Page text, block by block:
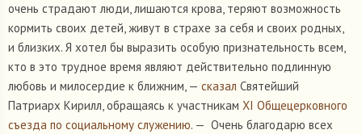
очень страдают люди, лишаются крова, теряют возможность
кормить своих детей, живут в страхе за себя и своих родных,
и близких. Я хотел бы выразить особую признательность всем,
кто в это трудное время являют действительно подлинную
любовь и милосердие к ближним, — сказал Святейший
Патриарх Кирилл, обращаясь к участникам XI Общецерковного
съезда по социальному служению. — Очень благодарю всех